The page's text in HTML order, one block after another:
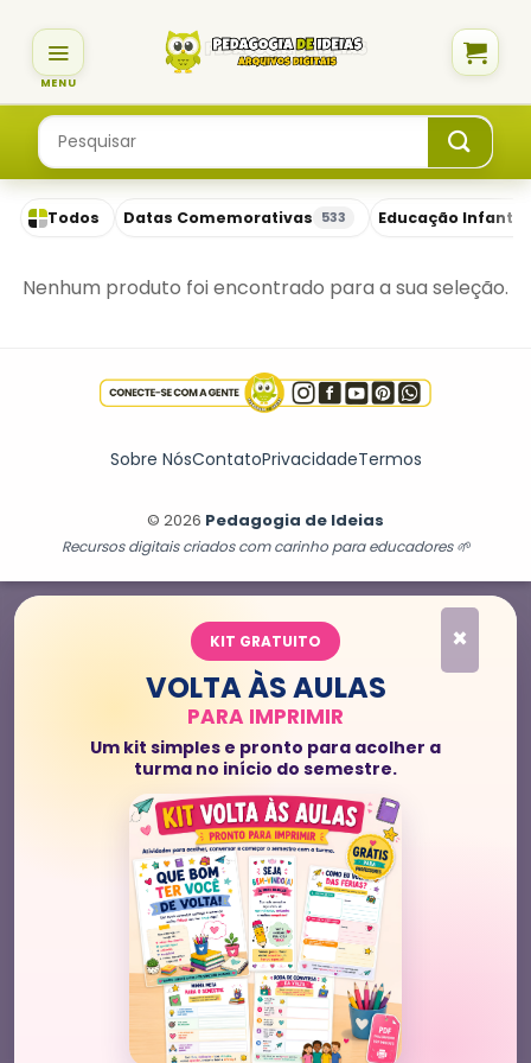
content
Pesquisar
por:
Todos Datas Comemorativas 533 Educação Infantil
Nenhum produto foi encontrado para a sua seleção.
Sobre NósContatoPrivacidadeTermos
© 2026 Pedagogia de Ideias
Recursos digitais criados com carinho para educadores 🌱
×
KIT GRATUITO
VOLTA ÀS AULAS
PARA IMPRIMIR
Um kit simples e pronto para acolher a
turma no início do semestre.